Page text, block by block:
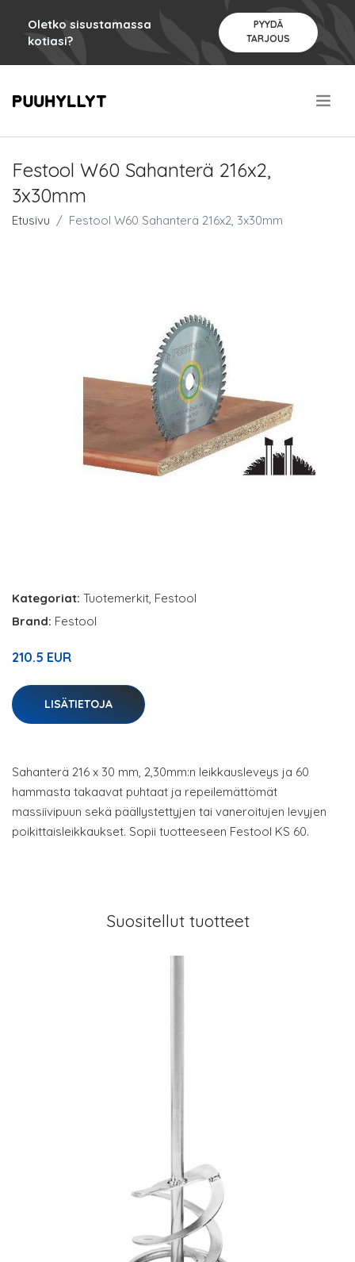
Oletko sisustamassa
kotiasi?
PYYDÄ
TARJOUS
Festool W60 Sahanterä 216x2,
3x30mm
Etusivu Festool W60 Sahanterä 216x2, 3x30mm
Kategoriat: Tuotemerkit, Festool
Brand: Festool
210.5 EUR
LISÄTIETOJA
Sahanterä 216 x 30 mm, 2,30mm:n leikkausleveys ja 60
hammasta takaavat puhtaat ja repeilemättömät
massiivipuun sekä päällystettyjen tai vaneroitujen levyjen
poikittaisleikkaukset. Sopii tuotteeseen Festool KS 60.
Suositellut tuotteet